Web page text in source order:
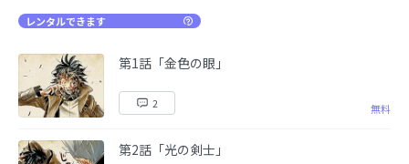
レンタルできます
第1話「金色の眼」
2 無料
第2話「光の剣士」